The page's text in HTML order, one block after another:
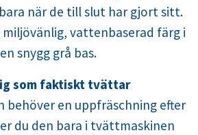
när de till slut har gjort sitt.
vattenbaserad färg i
snygg grå bas.
som faktiskt tvättar
behöver en uppfräschning efter
du den bara i tvättmaskinen